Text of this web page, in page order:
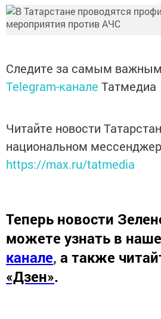
Следите за самым
Telegram-канале Татмедиа
Читайте новости
национальном
https://max.ru/tatmedia
Теперь новости
можете узнать в
канале, а также
«Дзен».